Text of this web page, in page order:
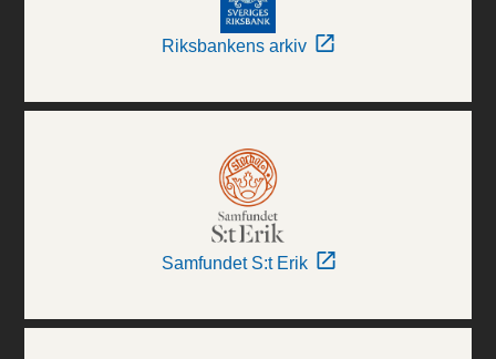
Riksbankens arkiv
Samfundet S:t Erik